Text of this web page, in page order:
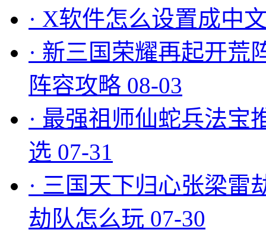
· X软件怎么设置成中
· 新三国荣耀再起开荒
阵容攻略 08-03
· 最强祖师仙蛇兵法宝
选 07-31
· 三国天下归心张梁雷
劫队怎么玩 07-30